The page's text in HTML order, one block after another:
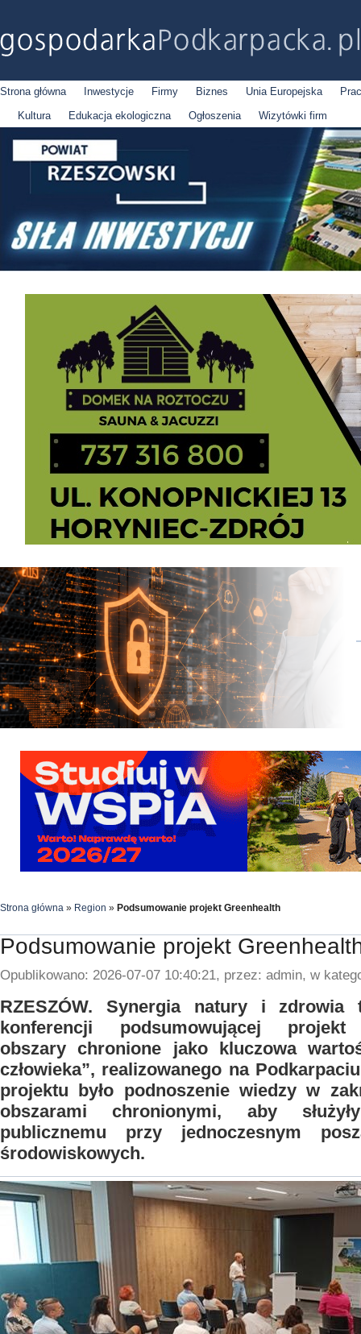
Strona główna Inwestycje Firmy Biznes Unia Europejska
Kultura
Edukacja ekologiczna Ogłoszenia Wizytówki firm
Strona główna » Region » Podsumowanie projekt Greenhealth
Podsumowanie projekt
Opublikowano: 2026-07-07 10:40:21, przez: admin, w
RZESZÓW. Synergia natury i zdrowia
konferencji podsumowującej projekt
obszary chronione jako kluczowa
człowieka”, realizowanego na
projektu było podnoszenie wiedzy w
obszarami chronionymi, aby
publicznemu przy jednoczesnym
środowiskowych.